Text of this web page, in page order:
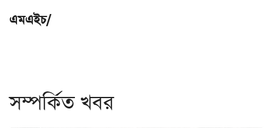
এমএইচ/
সম্পর্কিত খবর